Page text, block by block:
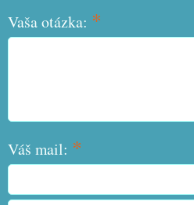
Vaša otázka: *
Váš mail: *